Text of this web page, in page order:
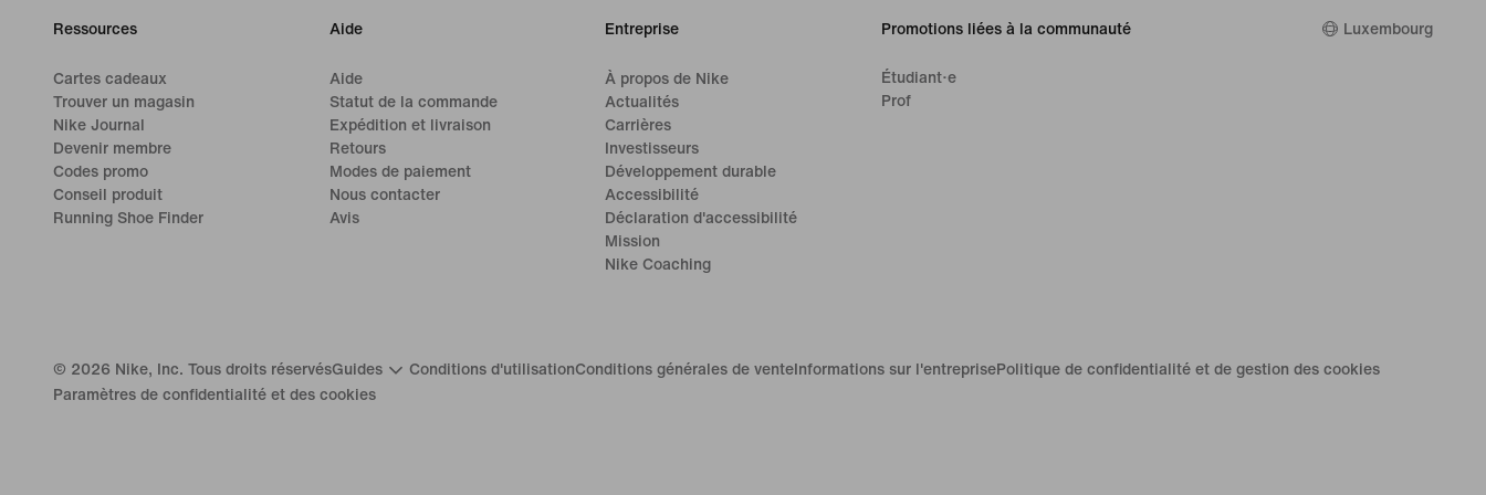
Ressources
Cartes cadeaux
Trouver un magasin
Nike Journal
Devenir membre
Codes promo
Conseil produit
Running Shoe Finder
Aide
Aide
Statut de la commande
Expédition et livraison
Retours
Modes de paiement
Nous contacter
Avis
Entreprise
À propos de Nike
Actualités
Carrières
Investisseurs
Développement durable
Accessibilité
Déclaration d'accessibilité
Mission
Nike Coaching
Promotions liées à la communauté
Étudiant·e
Prof
Luxembourg
© 2026 Nike, Inc. Tous droits réservésGuides Conditions d'utilisationConditions générales de vente Informations sur l'entreprisePolitique de confidentialité et de gestion des cookies
Paramètres de confidentialité et des cookies